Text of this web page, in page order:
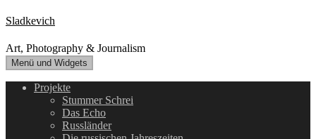
Zum
Inhalt
springen
Sladkevich
Art, Photography & Journalism
Menü und Widgets
Projekte
Stummer Schrei
Das Echo
Russländer